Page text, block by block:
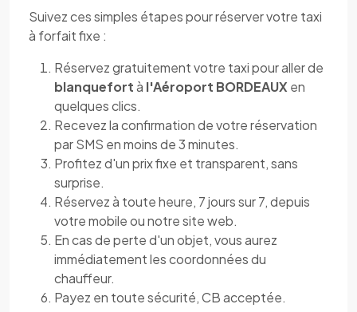
Suivez ces simples étapes pour réserver votre taxi
à forfait fixe :
Réservez gratuitement votre taxi pour aller de
blanquefortà l'Aéroport BORDEAUX en
quelques clics.
Recevez la confirmation de votre réservation
par SMS en moins de 3 minutes.
Profitez d'un prix fixe et transparent, sans
surprise.
Réservez à toute heure, 7 jours sur 7, depuis
votre mobile ou notre site web.
En cas de perte d'un objet, vous aurez
immédiatement les coordonnées du
chauffeur.
Payez en toute sécurité, CB acceptée.